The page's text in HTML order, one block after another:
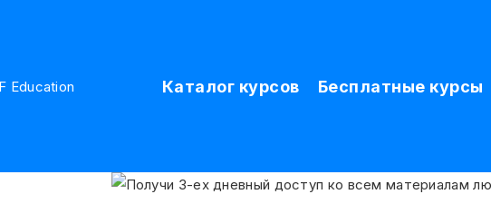
Каталог курсов Бесплатные курсы